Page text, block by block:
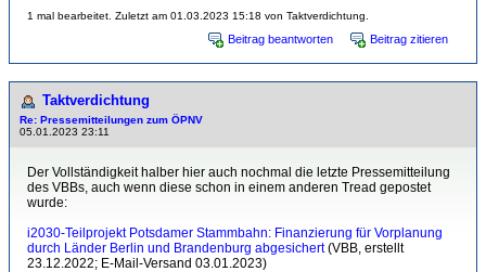
1 mal bearbeitet. Zuletzt am 01.03.2023 15:18 von Taktverdichtung.
Beitrag beantworten Beitrag zitieren
Taktverdichtung
Re: Pressemitteilungen zum ÖPNV
05.01.2023 23:11
Der Vollständigkeit halber hier auch nochmal die letzte Pressemitteilung
des VBBs, auch wenn diese schon in einem anderen Tread gepostet
wurde:
i2030-Teilprojekt Potsdamer Stammbahn: Finanzierung für Vorplanung
durch Länder Berlin und Brandenburg abgesichert(VBB, erstellt
23.12.2022; E-Mail-Versand 03.01.2023)